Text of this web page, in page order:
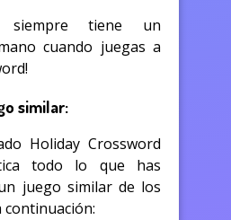
siempre tiene un
cuando juegas a
similar:
Holiday Crossword
todo lo que has
juego similar de los
continuación: